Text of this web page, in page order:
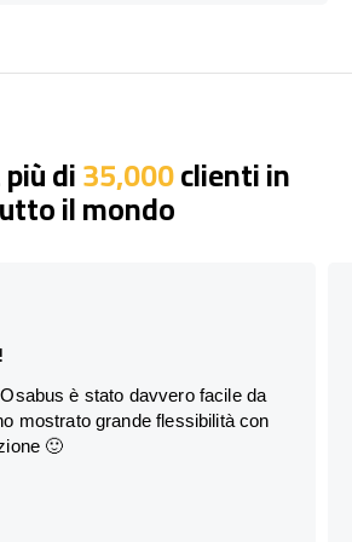
di35,000clienti in
il mondo
è stato davvero facile da
mostrato grande flessibilità con
🙂